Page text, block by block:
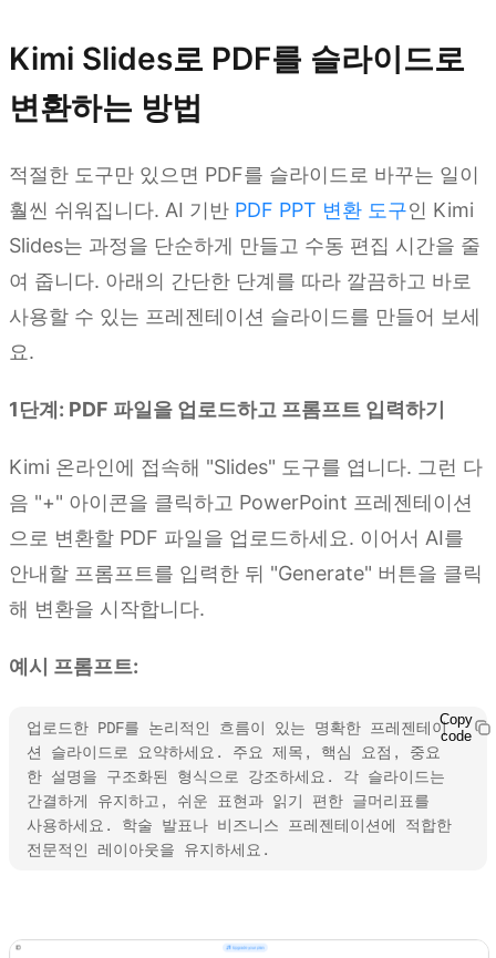
Kimi Slides로 PDF를 슬라이드로
변환하는 방법
적절한 도구만 있으면 PDF를 슬라이드로 바꾸는 일이
훨씬 쉬워집니다. AI 기반 PDF PPT 변환 도구인 Kimi
Slides는 과정을 단순하게 만들고 수동 편집 시간을 줄
여 줍니다. 아래의 간단한 단계를 따라 깔끔하고 바로
사용할 수 있는 프레젠테이션 슬라이드를 만들어 보세
요.
1단계: PDF 파일을 업로드하고 프롬프트 입력하기
Kimi 온라인에 접속해 "Slides" 도구를 엽니다. 그런 다
음 "+" 아이콘을 클릭하고 PowerPoint 프레젠테이션
으로 변환할 PDF 파일을 업로드하세요. 이어서 AI를
안내할 프롬프트를 입력한 뒤 "Generate" 버튼을 클릭
해 변환을 시작합니다.
예시 프롬프트:
업로드한 PDF를 논리적인 흐름이 있는 명확한 프레젠테이
션 슬라이드로 요약하세요. 주요 제목, 핵심 요점, 중요
한 설명을 구조화된 형식으로 강조하세요. 각 슬라이드는
간결하게 유지하고, 쉬운 표현과 읽기 편한 글머리표를
사용하세요. 학술 발표나 비즈니스 프레젠테이션에 적합한
전문적인 레이아웃을 유지하세요.
Copy
code